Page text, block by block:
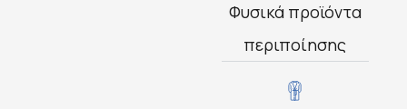
Φυσικά προϊόντα
περιποίησης